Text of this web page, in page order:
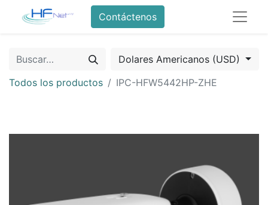
Contáctenos
Dolares Americanos (USD)
Todos los productos
IPC-HFW5442HP-ZHE